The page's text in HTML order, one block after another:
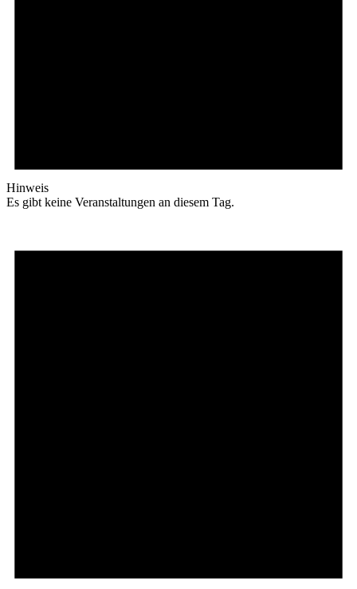
Hinweis
Es gibt keine Veranstaltungen an diesem Tag.